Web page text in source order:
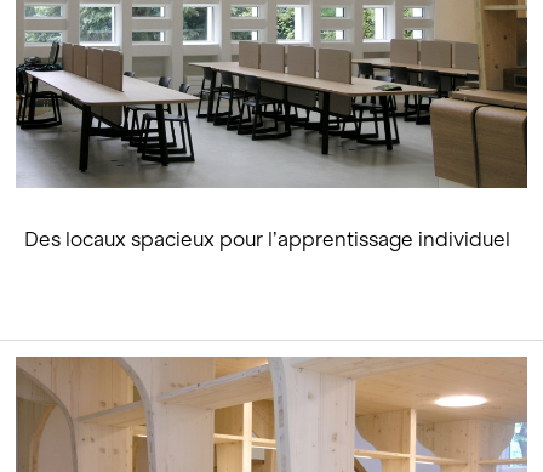
Des locaux spacieux pour l’apprentissage individuel